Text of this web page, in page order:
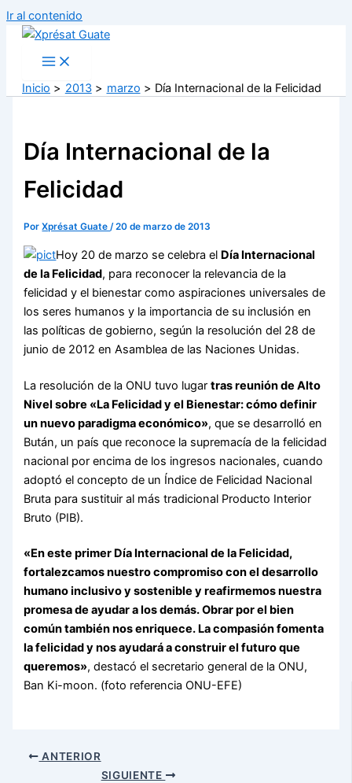
Ir al contenido
Inicio 2013 marzo Día Internacional de la Felicidad
Día Internacional de la
Felicidad
PorXprésat Guate/20 de marzo de 2013
Hoy 20 de marzo se celebra el Día Internacional
de la Felicidad, para reconocer la relevancia de la
felicidad y el bienestar como aspiraciones universales de
los seres humanos y la importancia de su inclusión en
las políticas de gobierno, según la resolución del 28 de
junio de 2012 en Asamblea de las Naciones Unidas.
La resolución de la ONU tuvo lugartras reunión de Alto
Nivel sobre «La Felicidad y el Bienestar: cómo definir
un nuevo paradigma económico», que se desarrolló en
Bután, un país que reconoce la supremacía de la felicidad
nacional por encima de los ingresos nacionales, cuando
adoptó el concepto de un Índice de Felicidad Nacional
Bruta para sustituir al más tradicional Producto Interior
Bruto (PIB).
«En este primer Día Internacional de la Felicidad,
fortalezcamos nuestro compromiso con el desarrollo
humano inclusivo y sostenible y reafirmemos nuestra
promesa de ayudar a los demás. Obrar por el bien
común también nos enriquece. La compasión fomenta
la felicidad y nos ayudará a construir el futuro que
queremos», destacó el secretario general de la ONU,
Ban Ki-moon. (foto referencia ONU-EFE)
ANTERIOR
SIGUIENTE